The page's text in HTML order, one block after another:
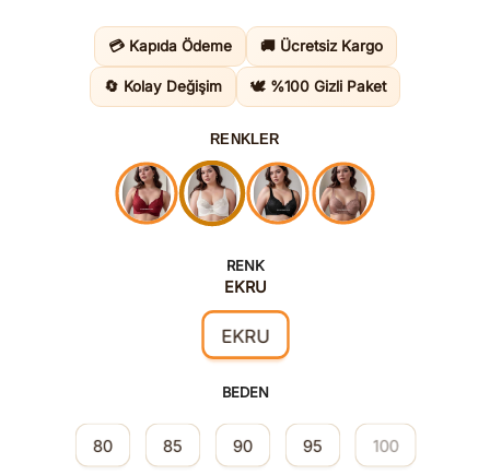
1.575,00TL.
💳 Kapıda Ödeme 🚚 Ücretsiz Kargo
🔄 Kolay Değişim 🕊️ %100 Gizli Paket
RENKLER
RENK
EKRU
EKRU
BEDEN
80 85 90 95 100